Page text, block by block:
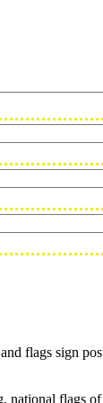
flags sign
national flags